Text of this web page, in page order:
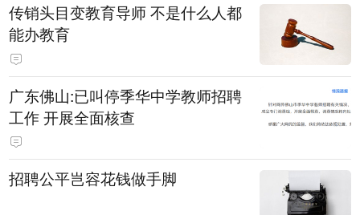
传销头目变教育导师 不是什么人都
能办教育
广东佛山:已叫停季华中学教师招聘
工作 开展全面核查
招聘公平岂容花钱做手脚